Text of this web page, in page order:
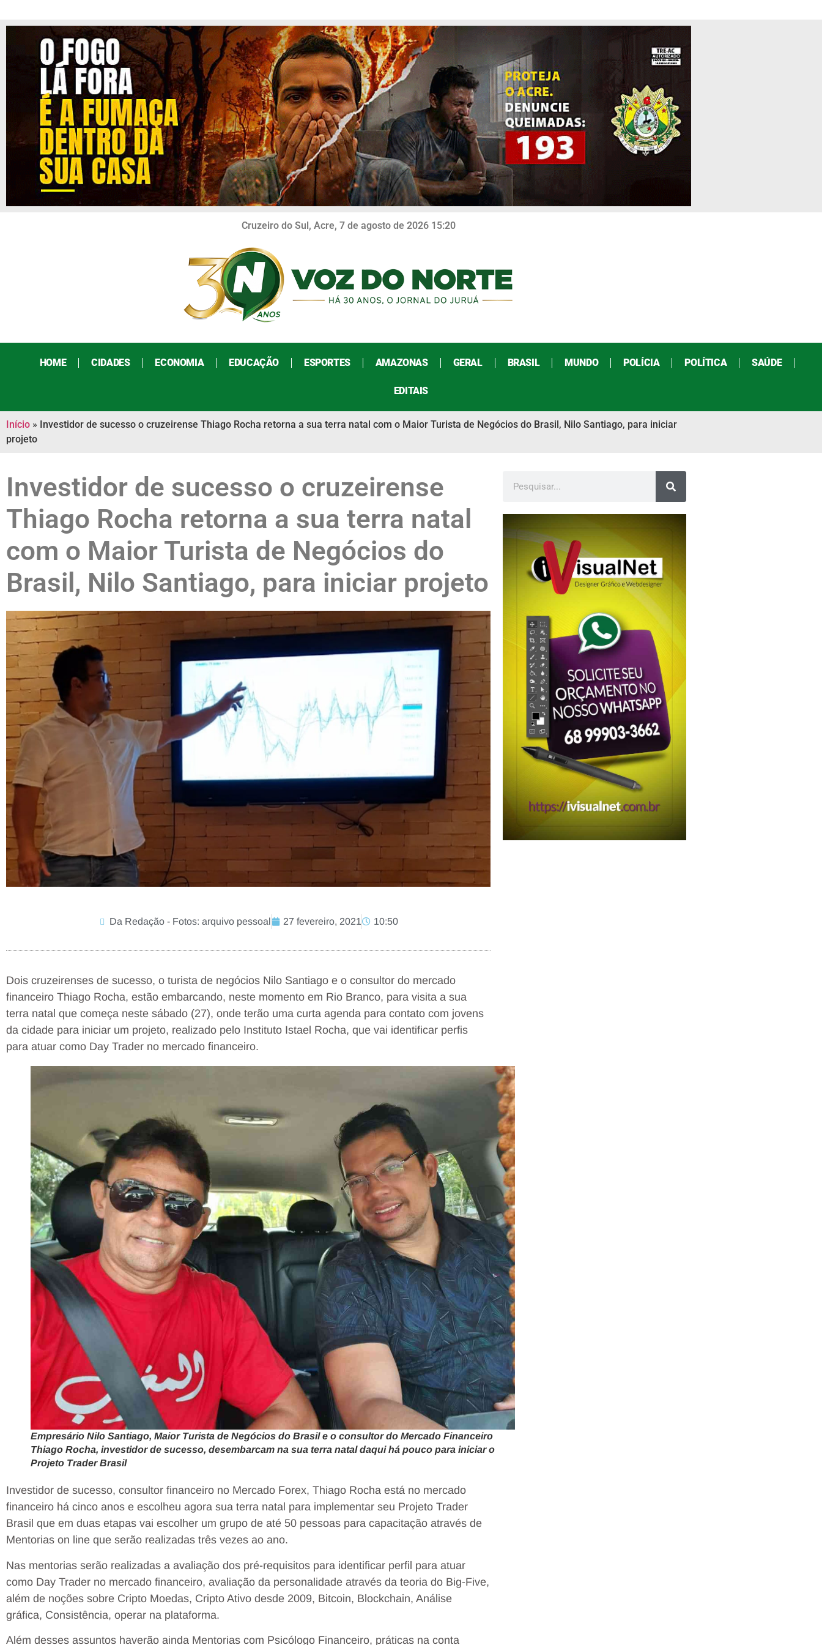
Cruzeiro do Sul, Acre, 7 de agosto de 2026 15:20
HOME CIDADES ECONOMIA EDUCAÇÃO ESPORTES AMAZONAS GERAL BRASIL MUNDO POLÍCIA POLÍTICA SAÚDE
EDITAIS
Início » Investidor de sucesso o cruzeirense Thiago Rocha retorna a sua terra natal com o Maior Turista de Negócios do Brasil, Nilo Santiago, para iniciar
projeto
Investidor de sucesso o cruzeirense
Thiago Rocha retorna a sua terra natal
com o Maior Turista de Negócios do
Brasil, Nilo Santiago, para iniciar projeto
Da Redação - Fotos: arquivo pessoal 27 fevereiro, 2021 10:50
Dois cruzeirenses de sucesso, o turista de negócios Nilo Santiago e o consultor do mercado
financeiro Thiago Rocha, estão embarcando, neste momento em Rio Branco, para visita a sua
terra natal que começa neste sábado (27), onde terão uma curta agenda para contato com jovens
da cidade para iniciar um projeto, realizado pelo Instituto Istael Rocha, que vai identificar perfis
para atuar como Day Trader no mercado financeiro.
Empresário Nilo Santiago, Maior Turista de Negócios do Brasil e o consultor do Mercado Financeiro
Thiago Rocha, investidor de sucesso, desembarcam na sua terra natal daqui há pouco para iniciar o
Projeto Trader Brasil
Investidor de sucesso, consultor financeiro no Mercado Forex, Thiago Rocha está no mercado
financeiro há cinco anos e escolheu agora sua terra natal para implementar seu Projeto Trader
Brasil que em duas etapas vai escolher um grupo de até 50 pessoas para capacitação através de
Mentorias on line que serão realizadas três vezes ao ano.
Nas mentorias serão realizadas a avaliação dos pré-requisitos para identificar perfil para atuar
como Day Trader no mercado financeiro, avaliação da personalidade através da teoria do Big-Five,
além de noções sobre Cripto Moedas, Cripto Ativo desde 2009, Bitcoin, Blockchain, Análise
gráfica, Consistência, operar na plataforma.
Além desses assuntos haverão ainda Mentorias com Psicólogo Financeiro, práticas na conta